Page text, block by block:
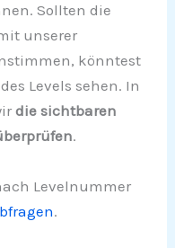
Sollten die
unserer
könntest
Levels sehen. In
die sichtbaren
.
Levelnummer
.